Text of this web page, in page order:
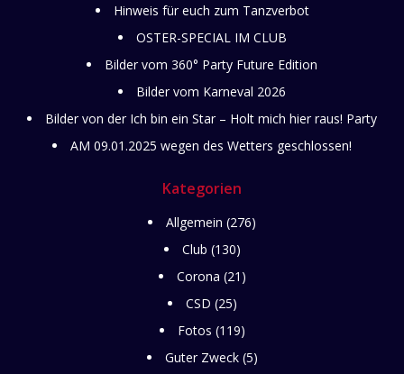
Hinweis für euch zum Tanzverbot
OSTER-SPECIAL IM CLUB
Bilder vom 360° Party Future Edition
Bilder vom Karneval 2026
Bilder von der Ich bin ein Star – Holt mich hier raus! Party
AM 09.01.2025 wegen des Wetters geschlossen!
Kategorien
Allgemein (276)
Club (130)
Corona (21)
CSD (25)
Fotos (119)
Guter Zweck(5)